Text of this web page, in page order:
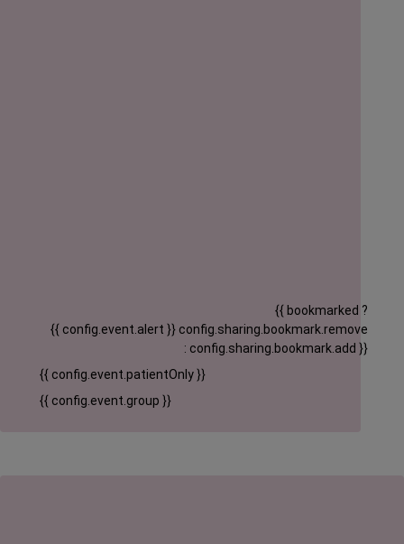
{{ config.event.alert }}
{{ bookmarked ?
config.sharing.bookmark.remove
: config.sharing.bookmark.add }}
{{ config.event.patientOnly }}
{{ config.event.group }}